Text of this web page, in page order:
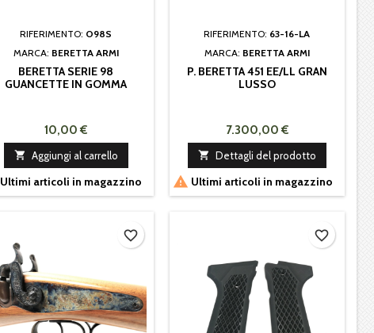
RIFERIMENTO: O98S
MARCA: BERETTA ARMI
BERETTA SERIE 98
GUANCETTE IN GOMMA
10,00 €
 Aggiungi al carrello
Ultimi articoli in magazzino
RIFERIMENTO: 63-16-LA
MARCA: BERETTA ARMI
P. BERETTA 451 EE/LL GRAN
LUSSO
7.300,00 €
 Dettagli del prodotto
 Ultimi articoli in magazzino
favorite_border favorite_border